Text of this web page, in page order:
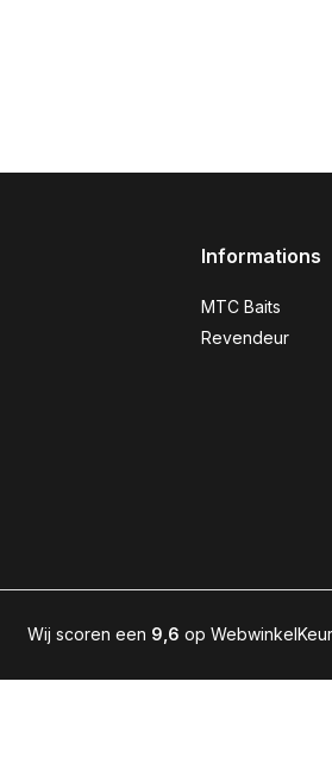
Informations
MTC Baits
Revendeur
Wij scoren een 9,6 op WebwinkelKeur